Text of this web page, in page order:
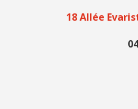
18 Allée